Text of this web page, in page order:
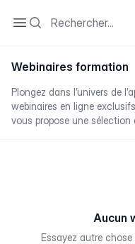
Open sidebar
Search
Webinaires formation
Plongez dans l’univers de
webinaires en ligne
vous propose une sélection
Aucun
Essayez autre